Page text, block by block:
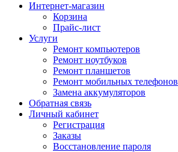
Интернет-магазин
Корзина
Прайс-лист
Услуги
Ремонт компьютеров
Ремонт ноутбуков
Ремонт планшетов
Ремонт мобильных телефонов
Замена аккумуляторов
Обратная связь
Личный кабинет
Регистрация
Заказы
Восстановление пароля